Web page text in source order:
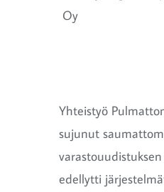
Oy
Yhteistyö
sujunut
edellytti